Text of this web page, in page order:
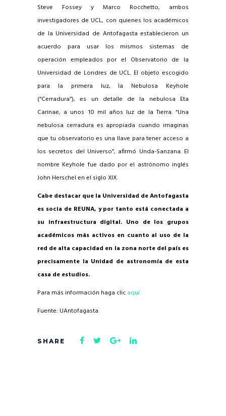
Steve Fossey y Marco Rocchetto, ambos
investigadores de UCL, con quienes los académicos
de la Universidad de Antofagasta establecieron un
acuerdo para usar los mismos sistemas de
operación empleados por el Observatorio de la
Universidad de Londres de UCL. El objeto escogido
para la primera luz, la Nebulosa Keyhole
(“Cerradura”), es un detalle de la nebulosa Eta
Carinae, a unos 10 mil años luz de la Tierra. “Una
nebulosa cerradura es apropiada cuando imaginas
que tu observatorio es una llave para tener acceso a
los secretos del Universo”, afirmó Unda-Sanzana. El
nombre Keyhole fue dado por el astrónomo inglés
John Herschel en el siglo XIX.
Cabe destacar que la Universidad de Antofagasta
es socia de REUNA, y por tanto está conectada a
su infraestructura digital. Uno de los grupos
académicos más activos en cuanto al uso de la
red de alta capacidad en la zona norte del país es
precisamente la Unidad de astronomía de esta
casa de estudios.
Para más información haga clic aquí
Fuente: UAntofagasta